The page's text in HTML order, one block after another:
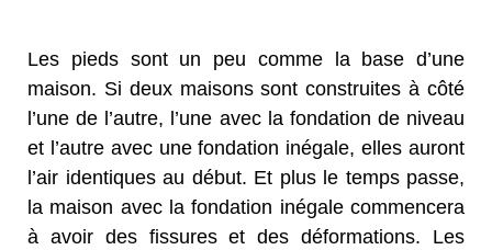
Les pieds sont un peu comme la base d’une
maison. Si deux maisons sont construites à côté
l’une de l’autre, l’une avec la fondation de niveau
et l’autre avec une fondation inégale, elles auront
l’air identiques au début. Et plus le temps passe,
la maison avec la fondation inégale commencera
à avoir des fissures et des déformations. Les